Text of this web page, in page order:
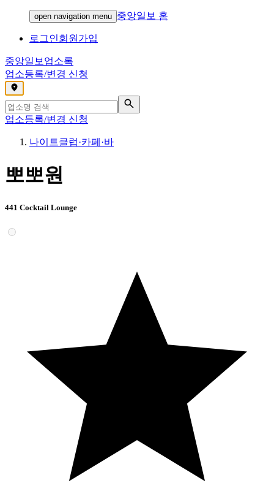
open navigation menu 중앙일보 홈
로그인회원가입
중앙일보 업소록
업소등록/변경 신청
,
업소등록/변경 신청
나이트클럽·카페·바
뽀뽀원
441 Cocktail Lounge